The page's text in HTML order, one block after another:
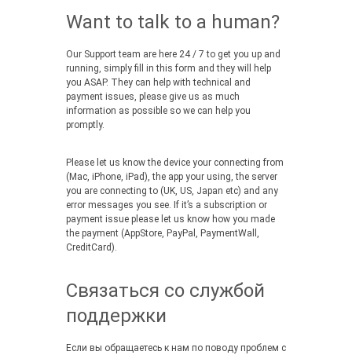
Want to talk to a human?
Our Support team are here 24 / 7 to get you up and
running, simply fill in this form and they will help
you ASAP. They can help with technical and
payment issues, please give us as much
information as possible so we can help you
promptly.
Please let us know the device your connecting from
(Mac, iPhone, iPad), the app your using, the server
you are connecting to (UK, US, Japan etc) and any
error messages you see. If it’s a subscription or
payment issue please let us know how you made
the payment (AppStore, PayPal, PaymentWall,
CreditCard).
Связаться со службой
поддержки
Если вы обращаетесь к нам по поводу проблем с